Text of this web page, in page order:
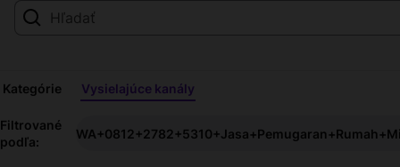
Kategórie Vysielajúce kanály
Filtrované
podľa: